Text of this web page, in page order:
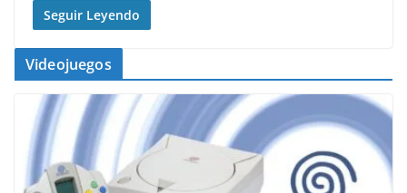
Seguir Leyendo
Videojuegos